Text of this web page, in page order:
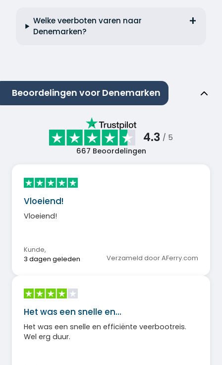
Welke veerboten varen naar
Denemarken?
Beoordelingen voor Denemarken
4.3 / 5
667 Beoordelingen
Vloeiend!
Vloeiend!
Kunde,
3 dagen geleden
Verzameld door AFerry.com
Het was een snelle en…
Het was een snelle en efficiënte veerbootreis.
Wel erg duur.